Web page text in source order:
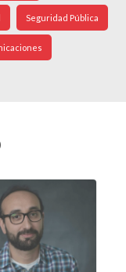
Seguridad Pública